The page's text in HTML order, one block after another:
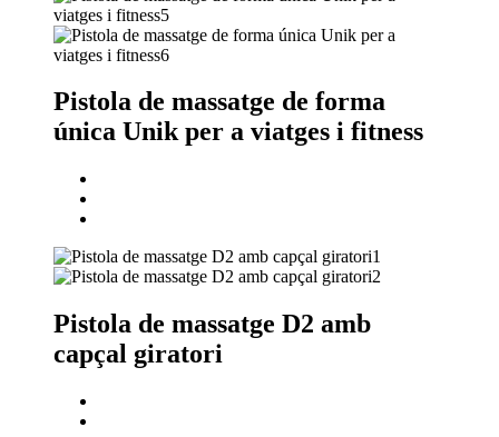
Pistola de massatge de forma
única Unik per a viatges i fitness
Pistola de massatge D2 amb
capçal giratori